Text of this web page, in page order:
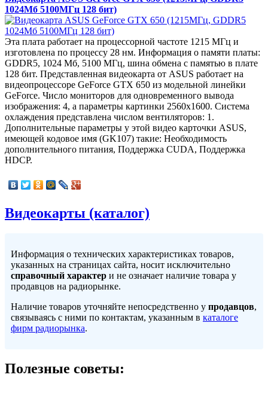
1024Мб 5100МГц 128 бит)
Эта плата работает на процессорной частоте 1215 МГц и
изготовлена по процессу 28 нм. Информация о памяти платы:
GDDR5, 1024 Мб, 5100 МГц, шина обмена с памятью в плате
128 бит. Представленная видеокарта от ASUS работает на
видеопроцессоре GeForce GTX 650 из модельной линейки
GeForce. Число мониторов для одновременного вывода
изображения: 4, а параметры картинки 2560x1600. Система
охлаждения представлена числом вентиляторов: 1.
Дополнительные параметры у этой видео карточки ASUS,
имеющей кодовое имя (GK107) такие: Необходимость
дополнительного питания, Поддержка CUDA, Поддержка
HDCP.
Видеокарты (каталог)
Информация о технических характеристиках товаров,
указанных на страницах сайта, носит исключительно
справочный характер и не означает наличие товара у
продавцов на радиорынке.
Наличие товаров уточняйте непосредственно у продавцов,
связываясь с ними по контактам, указанным в каталоге
фирм радиорынка.
Полезные советы: